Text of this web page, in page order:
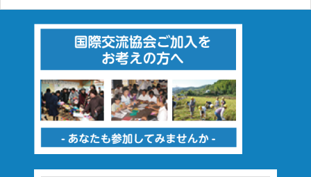
か。≪開催日程≫5月14日（火）、5月21日（火）、5月28日
（火）、6月04日（火）、6月11日（火）、6月18